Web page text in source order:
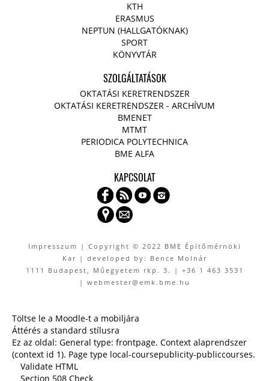
KTH
ERASMUS
NEPTUN (HALLGATÓKNAK)
SPORT
KÖNYVTÁR
SZOLGÁLTATÁSOK
OKTATÁSI KERETRENDSZER
OKTATÁSI KERETRENDSZER - ARCHÍVUM
BMENET
MTMT
PERIODICA POLYTECHNICA
BME ALFA
KAPCSOLAT
Impresszum | Copyright © 2022 BME Építőmérnöki
Kar | developed by: Bence Molnár
1111 Budapest, Műegyetem rkp. 3. | +36 1 463 3531
| webmester@emk.bme.hu
Töltse le a Moodle-t a mobiljára
Áttérés a standard stílusra
Ez az oldal: General type: frontpage. Context alaprendszer
(context id 1). Page type local-coursepublicity-publiccourses.
Validate HTML
Section 508 Check